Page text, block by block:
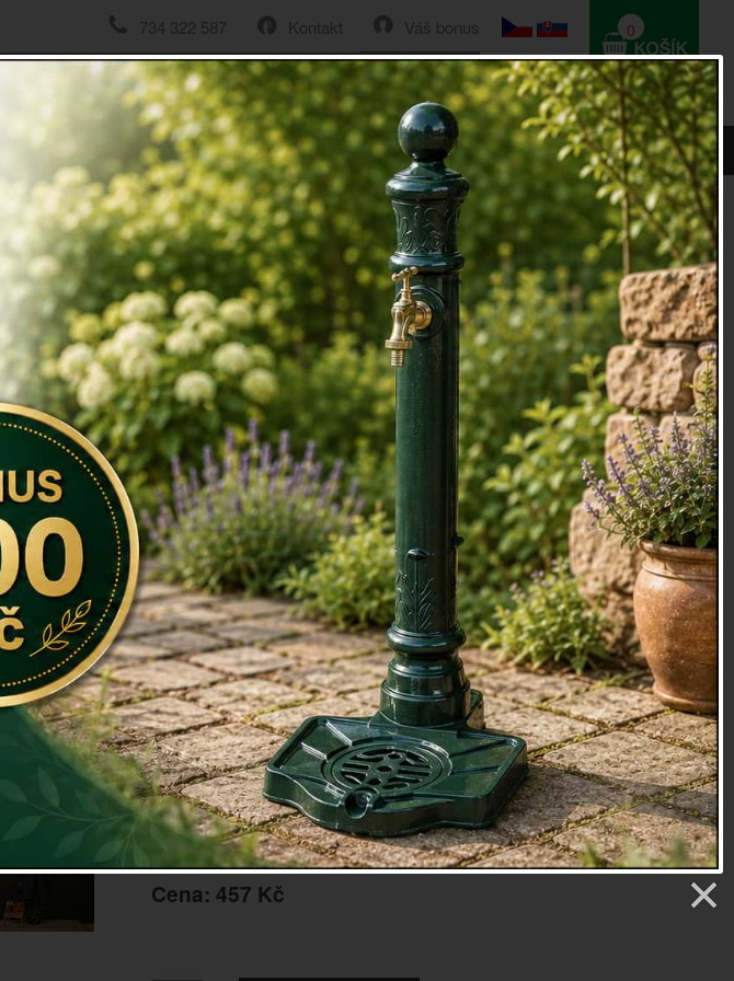
Váš bonus
Kontakt
734 322 587
HLEDAT
0
0 Kč
Podložka pod kolena DENIM
Podložka pod kolena DENIM
Podložka pod kolena na zahradu.
Podložka pod kolena, která je ideální pro práci na zahradě,
zabraňuje umazání vašich oblíbených kalhot a také otlačení kolen.
Uvnitřpodložky pod kolenaje měkká pěna, takže z únavné práce na
zahradě bude rázem neuvěřitelně pohodlná záležitost.
Podložka pod kolenaje opatřená poutkem, takže po použití ji stačí
pověsit na háček, například v kůlně.
Výrobek z kolekce DENIM.
Rozměry v cm (ŠxHxV): 25x4,3x40
Materiál: denim (80% bavlna, 20% polyester), pěna, kůže
Hmotnost: 0,221 kg
Záruka: 2 roky
Kód:E0100
Další parametry
Cena: 457 Kč